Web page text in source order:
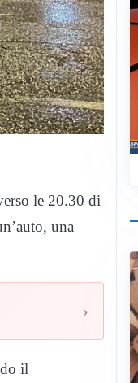
le 20.30 di
una
›
il